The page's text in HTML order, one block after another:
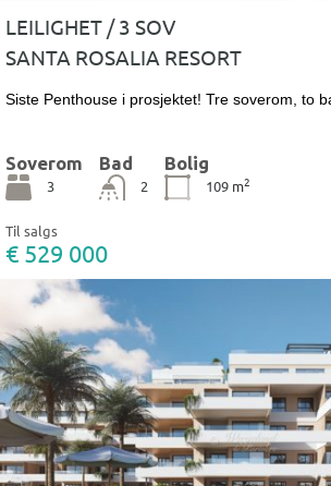
LEILIGHET / 3 SOV
SANTA ROSALIA RESORT
Siste Penthouse i prosjektet! Tre soverom, to
Soverom
3
Bad
2
Bolig
109 m2
Til salgs
€ 529 000